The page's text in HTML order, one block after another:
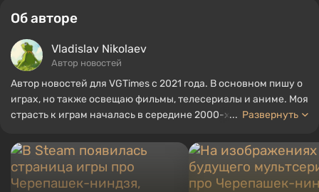
Об авторе
Vladislav Nikolaev
Автор новостей
Автор новостей для VGTimes с 2021 года. В основном пишу о
играх, но также освещаю фильмы, телесериалы и аниме. Моя
страсть к играм началась в середине 2000-х. Я в основном
моих любимых игр всех времен включают Fallout, Borderlands
и The Witcher.
... Развернуть